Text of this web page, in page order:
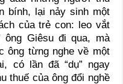
bính, lại nảy sinh một
của trẻ con: leo vắt
ông Giêsu đi qua, mà
ông từng nghe về một
có lần đã “dụ” ngay
thuế của ông đổi nghề